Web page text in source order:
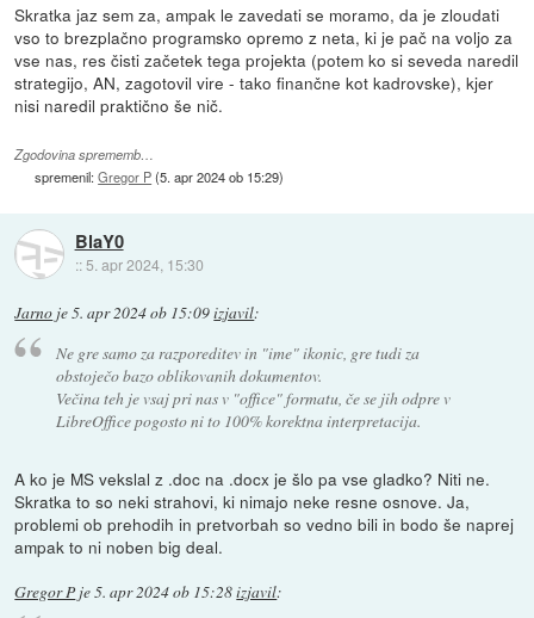
Skratka jaz sem za, ampak le zavedati se moramo, da je zloudati
vso to brezplačno programsko opremo z neta, ki je pač na voljo za
vse nas, res čisti začetek tega projekta (potem ko si seveda naredil
strategijo, AN, zagotovil vire - tako finančne kot kadrovske), kjer
nisi naredil praktično še nič.
Zgodovina sprememb…
spremenil:Gregor P(5. apr 2024 ob 15:29)
BlaY0
:: 5. apr 2024, 15:30
Jarno je5. apr 2024 ob 15:09izjavil:
Ne gre samo za razporeditev in "ime" ikonic, gre tudi za
obstoječo bazo oblikovanih dokumentov.
Večina teh je vsaj pri nas v "office" formatu, če se jih odpre v
LibreOffice pogosto ni to 100% korektna interpretacija.
A ko je MS vekslal z .doc na .docx je šlo pa vse gladko? Niti ne.
Skratka to so neki strahovi, ki nimajo neke resne osnove. Ja,
problemi ob prehodih in pretvorbah so vedno bili in bodo še naprej
ampak to ni noben big deal.
Gregor P je5. apr 2024 ob 15:28izjavil: